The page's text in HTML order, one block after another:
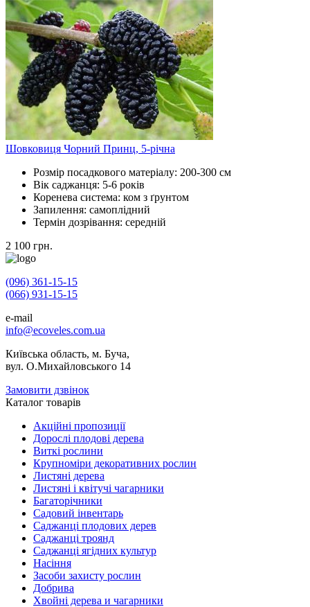
Шовковиця Чорний Принц, 5-річна
Розмір посадкового матеріалу: 200-300 см
Вік саджанця: 5-6 років
Коренева система: ком з ґрунтом
Запилення: самоплідний
Термін дозрівання: середній
2 100 грн.
(096) 361-15-15
(066) 931-15-15
e-mail
info@ecoveles.com.ua
Київська область, м. Буча,
вул. О.Михайловського 14
Замовити дзвінок
Каталог товарів
Акційні пропозиції
Дорослі плодові дерева
Виткі рослини
Крупноміри декоративних рослин
Листяні дерева
Листяні і квітучі чагарники
Багаторічники
Садовий інвентарь
Саджанці плодових дерев
Саджанці троянд
Саджанці ягідних культур
Насіння
Засоби захисту рослин
Добрива
Хвойні дерева и чагарники